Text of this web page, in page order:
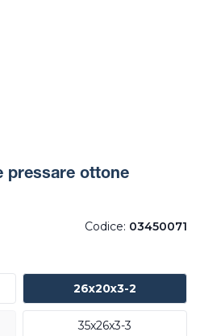
pressare ottone
Codice: 03450071
26x20x3-2
35x26x3-3